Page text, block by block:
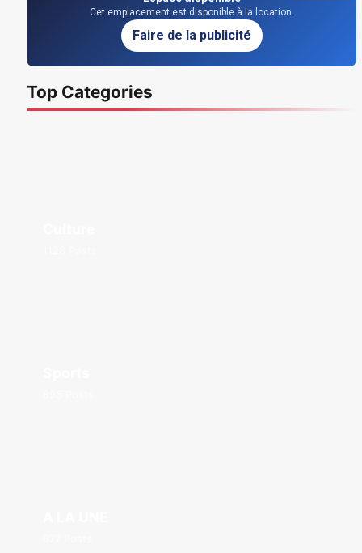
Cet emplacement est disponible à la location.
Faire de la publicité
Top Categories